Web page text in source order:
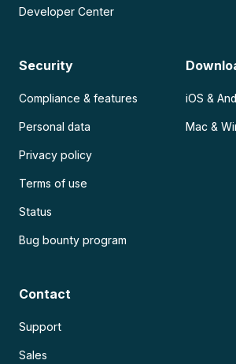
Developer Center
Security
Compliance & features
Personal data
Privacy policy
Terms of use
Status
Bug bounty program
iOS &
Mac &
Contact
Support
Sales